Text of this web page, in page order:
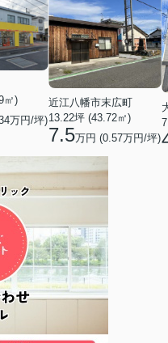
㎡)
万円/坪)
近江八幡市末広町
13.22坪 (43.72㎡)
7.5万円 (0.57万円/坪)